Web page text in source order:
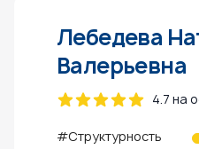
Лебедева
Валерьевна
4.7 на
#Структурность